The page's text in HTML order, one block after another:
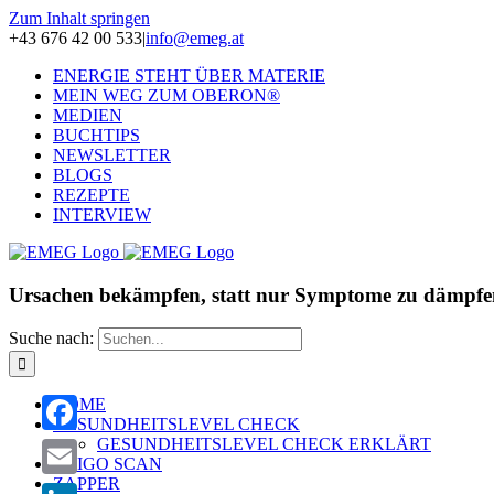
Zum Inhalt springen
+43 676 42 00 533|info@emeg.at
ENERGIE STEHT ÜBER MATERIE
MEIN WEG ZUM OBERON®
MEDIEN
BUCHTIPS
NEWSLETTER
BLOGS
REZEPTE
INTERVIEW
Ursachen bekämpfen, statt nur Symptome zu
Suche nach:
HOME
GESUNDHEITSLEVEL CHECK
GESUNDHEITSLEVEL CHECK ERKLÄRT
OLIGO SCAN
ZAPPER
Facebook